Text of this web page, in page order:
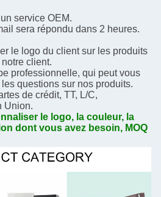
service OEM.
sera répondu dans 2 heures.
le logo du client sur les produits
client.
professionnelle, qui peut vous
questions sur nos produits.
de crédit, TT, L/C,
Union.
le logo, la couleur, la
dont vous avez besoin, MOQ